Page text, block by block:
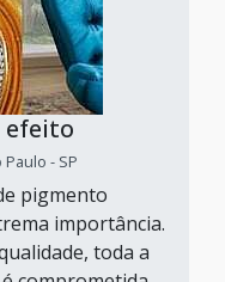
efeito
- SP
pigmento
importância.
toda a